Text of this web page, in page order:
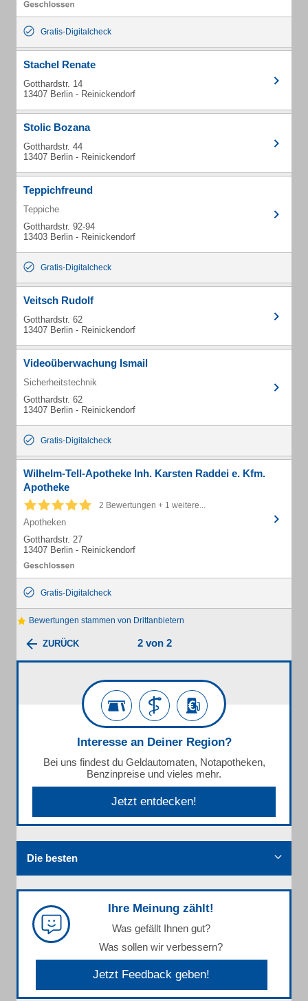
Gratis-Digitalcheck
Stachel Renate
Gotthardstr. 14
13407 Berlin - Reinickendorf
Stolic Bozana
Gotthardstr. 44
13407 Berlin - Reinickendorf
Teppichfreund
Teppiche
Gotthardstr. 92-94
13403 Berlin - Reinickendorf
Gratis-Digitalcheck
Veitsch Rudolf
Gotthardstr. 62
13407 Berlin - Reinickendorf
Videoüberwachung Ismail
Sicherheitstechnik
Gotthardstr. 62
13407 Berlin - Reinickendorf
Gratis-Digitalcheck
Wilhelm-Tell-Apotheke Inh. Karsten Raddei e. Kfm.
Apotheke
2 Bewertungen + 1 weitere...
Apotheken
Gotthardstr. 27
13407 Berlin - Reinickendorf
Gratis-Digitalcheck
Bewertungen stammen von Drittanbietern
ZURÜCK 2 von 2
Interesse an Deiner Region?
Bei uns findest du Geldautomaten, Notapotheken,
Benzinpreise und vieles mehr.
Jetzt entdecken!
Die besten
Ihre Meinung zählt!
Was gefällt Ihnen gut?
Was sollen wir verbessern?
Jetzt Feedback geben!